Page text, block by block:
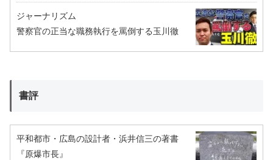
ジャーナリズム
警察官の正当な職務執行を罵倒する玉川徹
書評
平和都市・広島の設計者・浜井信三の著書
『原爆市長』